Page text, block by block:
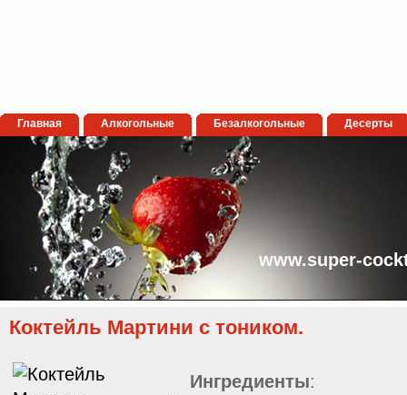
Главная Алкогольные Безалкогольные Десерты
www.super-
Коктейль Мартини с тоником.
Ингредиенты: